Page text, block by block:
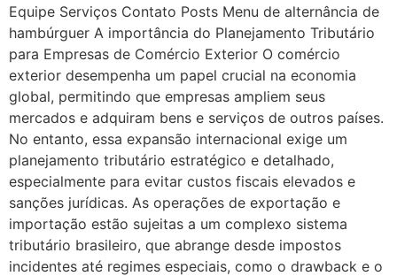
Equipe Serviços Contato Posts Menu de alternância de
hambúrguer A importância do Planejamento Tributário
para Empresas de Comércio Exterior O comércio
exterior desempenha um papel crucial na economia
global, permitindo que empresas ampliem seus
mercados e adquiram bens e serviços de outros países.
No entanto, essa expansão internacional exige um
planejamento tributário estratégico e detalhado,
especialmente para evitar custos fiscais elevados e
sanções jurídicas. As operações de exportação e
importação estão sujeitas a um complexo sistema
tributário brasileiro, que abrange desde impostos
incidentes até regimes especiais, como o drawback e o